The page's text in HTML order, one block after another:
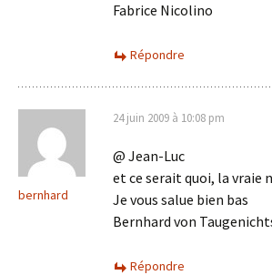
Fabrice Nicolino
Répondre
bernhard
24 juin 2009 à 10:08 pm
@ Jean-Luc
et ce serait quoi, la vraie
Je vous salue bien bas
Bernhard von
Répondre